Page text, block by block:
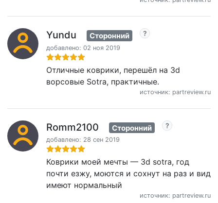
Yundu Сторонний
добавлено: 02 ноя 2019
Отличные коврики, перешёл на 3d
ворсовые Sotra, практичные.
источник: partreview.ru
Romm2100 Сторонний
добавлено: 28 сен 2019
Коврики моей мечты — 3d sotra, год
почти езжу, моются и сохнут на раз и вид
имеют нормальный
источник: partreview.ru